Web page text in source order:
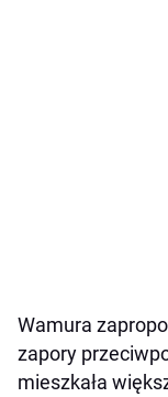
Wamura
zapory
mieszkała